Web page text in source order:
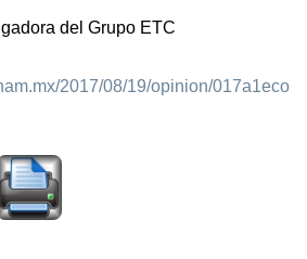
del Grupo ETC
2017/08/19/opinion/017a1eco